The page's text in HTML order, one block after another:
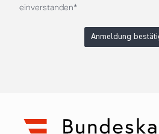
einverstanden*
Anmeldung